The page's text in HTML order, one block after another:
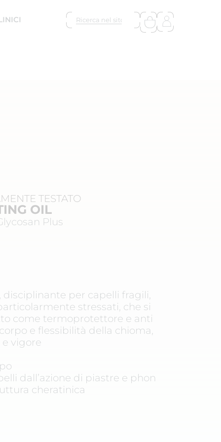
TESTATO
OIL
Plus
disciplinante per capelli fragili,
stressati, che si
come termoprotettore e anti
e flessibilità della chioma,
vigore
dall’azione di piastre e phon
cheratinica